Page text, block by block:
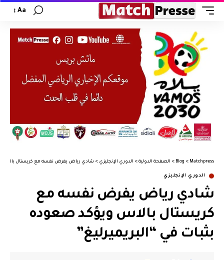
Aa
Matchpress
>
Blog
> الصفحة الدولية > الدوري الإنجليزي > شادي رياض يفرض نفسه مع كريستال بالاس
الدوري الإنجليزي
شادي رياض يفرض نفسه مع
كريستال بالاس ويؤكد صعوده
بثبات في “البريميرليغ”